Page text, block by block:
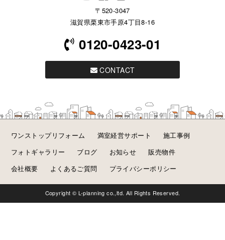
〒520-3047
滋賀県栗東市手原4丁目8-16
0120-0423-01
CONTACT
ワンストップリフォーム 満室経営サポート
施工事例
フォトギャラリー
ブログ お知らせ
販売物件
会社概要
よくあるご質問 プライバシーポリシー
Copyright © L-planning co.,ltd. All Rights Reserved.